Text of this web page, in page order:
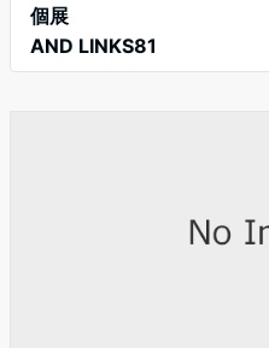
個展
AND LINKS81